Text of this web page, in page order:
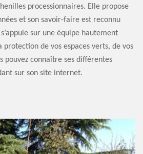
processionnaires. Elle propose
et son savoir-faire est reconnu
sur une équipe hautement
de vos espaces verts, de vos
pouvez connaître ses différentes
sur son site internet.